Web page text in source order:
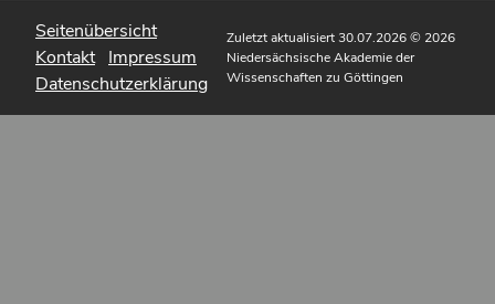
Seitenübersicht
Kontakt Impressum
Datenschutzerklärung
Zuletzt aktualisiert 30.07.2026© 2026
Niedersächsische Akademie der
Wissenschaften zu Göttingen